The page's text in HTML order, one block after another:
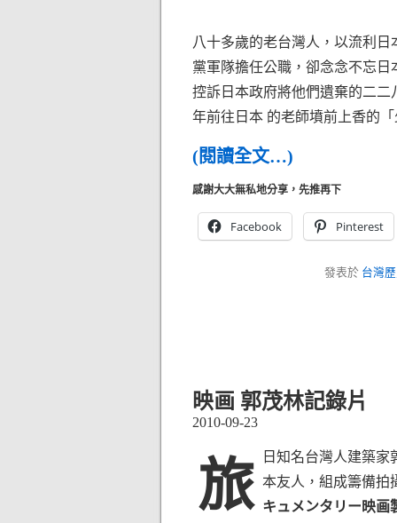
八十多歲的老台灣人，以流利
黨軍隊擔任公職，卻念念不忘
控訴日本政府將他們遺棄的二
年前往日本 的老師墳前上香的
(閱讀全文…)
感謝大大無私地分享，先推再下
Facebook Pinterest
發表於 台灣
映画 郭茂林記錄片
2010-09-23
旅
日知名台灣人建築
本友人，組成籌備拍
キュメンタリー映画